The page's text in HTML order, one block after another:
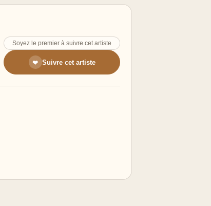
Soyez le premier à suivre cet artiste
❤ Suivre cet artiste